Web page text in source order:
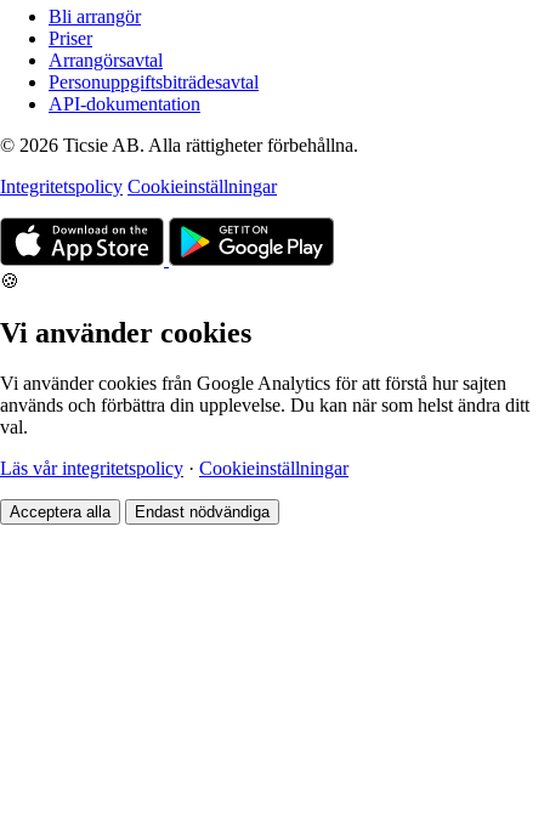
Bli arrangör
Priser
Arrangörsavtal
Personuppgiftsbiträdesavtal
API-dokumentation
© 2026 Ticsie AB. Alla rättigheter förbehållna.
Integritetspolicy Cookieinställningar
🍪
Vi använder cookies
Vi använder cookies från Google Analytics för att förstå hur sajten
används och förbättra din upplevelse. Du kan när som helst ändra ditt
val.
Läs vår integritetspolicy · Cookieinställningar
Acceptera alla Endast nödvändiga